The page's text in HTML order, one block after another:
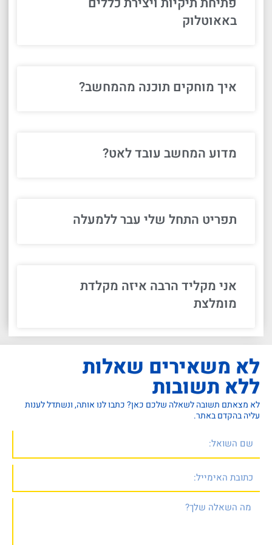
באאוטלוק
איך מוחקים תוכנה מהמחשב?
מדוע המחשב עובד לאט?
תפריט התחל שלי עבר ללמעלה
אני מקליד הרבה איזה מקלדת
מומלצת
לא משאירים שאלות
ללא תשובות
לא מצאתם תשובה לשאלה שלכם כאן? כתבו לנו אותה, ונשתדל לענות
עליה בהקדם באתר.